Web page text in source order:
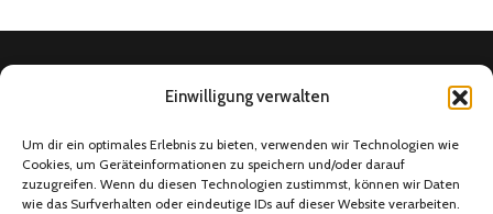
Einwilligung verwalten
Um dir ein optimales Erlebnis zu bieten, verwenden wir Technologien wie
Cookies, um Geräteinformationen zu speichern und/oder darauf
zuzugreifen. Wenn du diesen Technologien zustimmst, können wir Daten
wie das Surfverhalten oder eindeutige IDs auf dieser Website verarbeiten.
Social Media
4Ballers Fußballtalk